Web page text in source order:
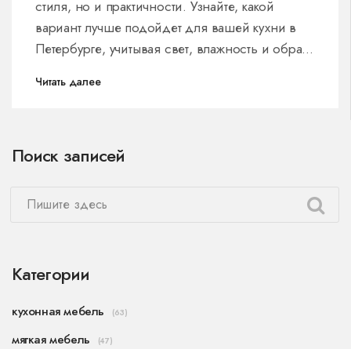
стиля, но и практичности. Узнайте, какой
вариант лучше подойдет для вашей кухни в
Петербурге, учитывая свет, влажность и образ
Читать далее
Поиск записей
Категории
кухонная мебель (63)
мягкая мебель (47)